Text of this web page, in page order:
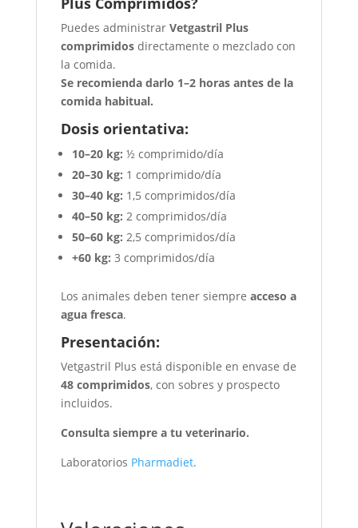
Puedes administrar Vetgastril Plus
comprimidosdirectamente o mezclado con
la comida.
Se recomienda darlo 1–2 horas antes de la
comida habitual.
Dosis orientativa:
10–20 kg: ½ comprimido/día
20–30 kg: 1 comprimido/día
30–40 kg: 1,5 comprimidos/día
40–50 kg: 2 comprimidos/día
50–60 kg: 2,5 comprimidos/día
+60 kg: 3 comprimidos/día
Los animales deben tener siempre acceso a
agua fresca.
Presentación:
Vetgastril Plus está disponible en envase de
48 comprimidos, con sobres y prospecto
incluidos.
Consulta siempre a tu veterinario.
Laboratorios Pharmadiet.